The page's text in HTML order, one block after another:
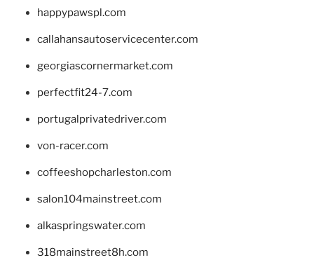
happypawspl.com
callahansautoservicecenter.com
georgiascornermarket.com
perfectfit24-7.com
portugalprivatedriver.com
von-racer.com
coffeeshopcharleston.com
salon104mainstreet.com
alkaspringswater.com
318mainstreet8h.com